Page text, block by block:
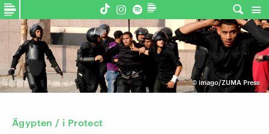
©imago/ZUMA Press
Ägypten / i Protect